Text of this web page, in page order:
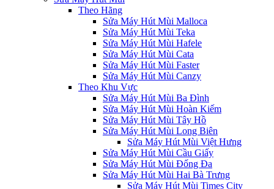
Theo Hãng
Sửa Máy Hút Mùi Malloca
Sửa Máy Hút Mùi Teka
Sửa Máy Hút Mùi Hafele
Sửa Máy Hút Mùi Cata
Sửa Máy Hút Mùi Faster
Sửa Máy Hút Mùi Canzy
Theo Khu Vực
Sửa Máy Hút Mùi Ba Đình
Sửa Máy Hút Mùi Hoàn Kiếm
Sửa Máy Hút Mùi Tây Hồ
Sửa Máy Hút Mùi Long Biên
Sửa Máy Hút Mùi Việt Hưng
Sửa Máy Hút Mùi Cầu Giấy
Sửa Máy Hút Mùi Đống Đa
Sửa Máy Hút Mùi Hai Bà Trưng
Sửa Máy Hút Mùi Times City